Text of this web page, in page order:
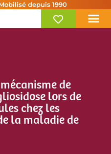
depuis 1990
de
lors de
chez les
la maladie de